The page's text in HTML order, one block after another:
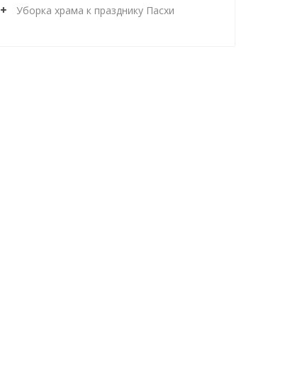
Уборка храма к празднику Пасхи